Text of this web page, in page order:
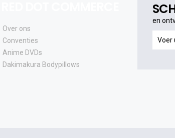
en
Over ons
Conventies
Anime DVDs
Dakimakura Bodypillows